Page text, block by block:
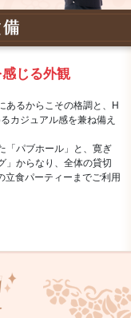
じる外観
あるからこその格調と、H
カジュアル感を兼ね備え
「パブホール」と、寛ぎ
」からなり、全体の貸切
立食パーティーまでご利用